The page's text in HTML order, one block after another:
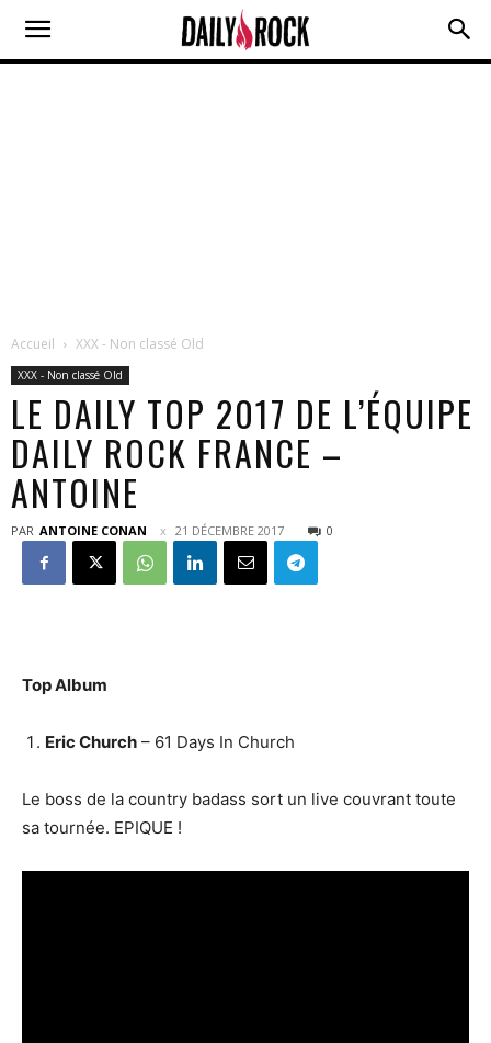
Accueil XXX - Non classé Old
XXX - Non classé Old
LE DAILY TOP 2017 DE L’ÉQUIPE
DAILY ROCK FRANCE –
ANTOINE
PAR ANTOINE CONAN 21 DÉCEMBRE 2017 0
Top Album
Eric Church – 61 Days In Church
Le boss de la country badass sort un live couvrant toute
sa tournée. EPIQUE !